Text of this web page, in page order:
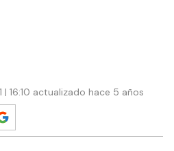
16:10 actualizado hace 5 años